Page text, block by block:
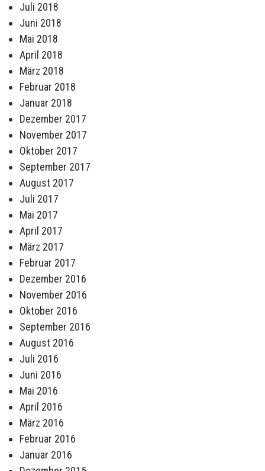
Juli 2018
Juni 2018
Mai 2018
April 2018
März 2018
Februar 2018
Januar 2018
Dezember 2017
November 2017
Oktober 2017
September 2017
August 2017
Juli 2017
Mai 2017
April 2017
März 2017
Februar 2017
Dezember 2016
November 2016
Oktober 2016
September 2016
August 2016
Juli 2016
Juni 2016
Mai 2016
April 2016
März 2016
Februar 2016
Januar 2016